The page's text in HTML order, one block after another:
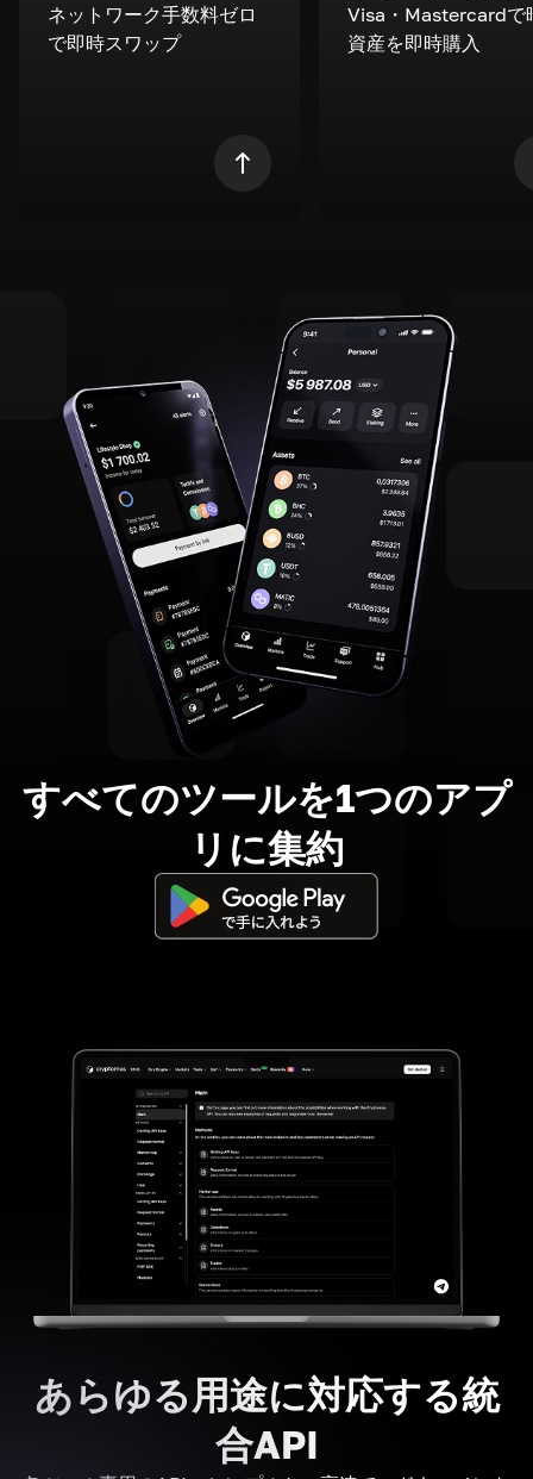
ネットワーク手数料ゼロ
で即時スワップ
Visa・Mastercardで
資産を即時購入
すべてのツールを1つのアプ
リに集約
あらゆる用途に対応する統
合API